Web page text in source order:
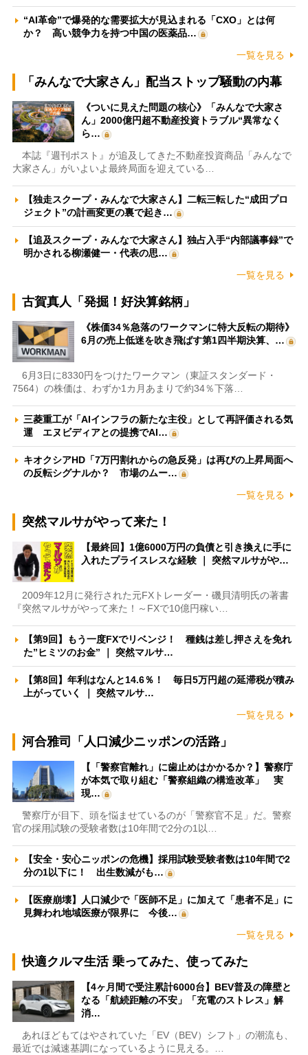
“AI革命”で爆発的な需要拡大が見込まれる「CXO」とは何
か？ 高い競争力を持つ中国の医薬品…
一覧を見る
「みんなで大家さん」配当ストップ騒動の内幕
《ついに見えた問題の核心》「みんなで大家さ
ん」2000億円超不動産投資トラブル“異常なく
ら…
本誌『週刊ポスト』が追及してきた不動産投資商品「みんなで
大家さん」がいよいよ最終局面を迎えている…
【独走スクープ・みんなで大家さん】二転三転した“成田プロ
ジェクト”の計画変更の裏で起き…
【追及スクープ・みんなで大家さん】独占入手“内部議事録”で
明かされる柳瀬健一・代表の思…
一覧を見る
古賀真人「発掘！好決算銘柄」
《株価34％急落のワークマンに特大反転の期待》
6月の売上低迷を吹き飛ばす第1四半期決算、…
6月3日に8330円をつけたワークマン（東証スタンダード・
7564）の株価は、わずか1カ月あまりで約34％下落…
三菱重工が「AIインフラの新たな主役」として再評価される気
運 エヌビディアとの提携でAI…
キオクシアHD「7万円割れからの急反発」は再びの上昇局面へ
の反転シグナルか？ 市場のムー…
一覧を見る
突然マルサがやって来た！
【最終回】1億6000万円の負債と引き換えに手に
入れたプライスレスな経験 ｜ 突然マルサがや…
2009年12月に発行された元FXトレーダー・磯貝清明氏の著書
『突然マルサがやって来た！～FXで10億円稼い…
【第9回】もう一度FXでリベンジ！ 種銭は差し押さえを免れ
た”ヒミツのお金” ｜ 突然マルサ…
【第8回】年利はなんと14.6％！ 毎日5万円超の延滞税が積み
上がっていく ｜ 突然マルサ…
一覧を見る
河合雅司「人口減少ニッポンの活路」
【「警察官離れ」に歯止めはかかるか？】警察庁
が本気で取り組む「警察組織の構造改革」 実
現…
警察庁が目下、頭を悩ませているのが「警察官不足」だ。警察
官の採用試験の受験者数は10年間で2分の1以…
【安全・安心ニッポンの危機】採用試験受験者数は10年間で2
分の1以下に！ 出生数減がも…
【医療崩壊】人口減少で「医師不足」に加えて「患者不足」に
見舞われ地域医療が限界に 今後…
一覧を見る
快適クルマ生活 乗ってみた、使ってみた
【4ヶ月間で受注累計6000台】BEV普及の障壁と
なる「航続距離の不安」「充電のストレス」解
消…
あれほどもてはやされていた「EV（BEV）シフト」の潮流も、
最近では減速基調になっているように見える。…